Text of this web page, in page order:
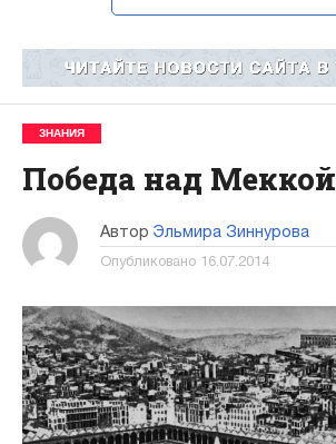
ЗНАНИЯ
Победа над Меккой
Автор Эльмира Зиннурова
Опубликовано 16.07.2014